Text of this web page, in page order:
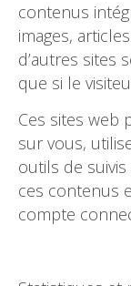
contenus
images,
d’autres sites
que si le
Ces sites web
sur vous,
outils de
ces contenus
compte